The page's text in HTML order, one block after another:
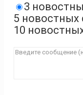
3
5 новостных
10